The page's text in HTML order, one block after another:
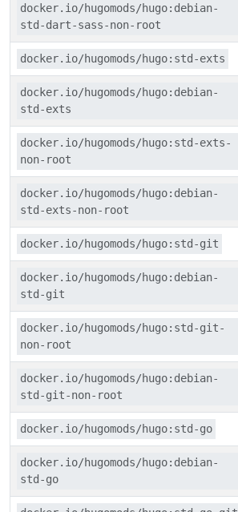
docker.io/hugomods/hugo:debian-
std-dart-sass-non-root
docker.io/hugomods/hugo:std-exts
docker.io/hugomods/hugo:debian-
std-exts
docker.io/hugomods/hugo:std-exts-
non-root
docker.io/hugomods/hugo:debian-
std-exts-non-root
docker.io/hugomods/hugo:std-git
docker.io/hugomods/hugo:debian-
std-git
docker.io/hugomods/hugo:std-git-
non-root
docker.io/hugomods/hugo:debian-
std-git-non-root
docker.io/hugomods/hugo:std-go
docker.io/hugomods/hugo:debian-
std-go